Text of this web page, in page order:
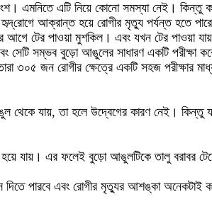
এমনিতে এটি নিয়ে কোনো সমস্যা নেই।
আক্রান্ত হয়ে রোগীর মৃত্যু পর্যন্ত হতে
আগে টের পাওয়া মুশকিল। এবং যখন টের পাওয়া
সম্ভব বুড়ো আঙুলের সাধারণ একটি পরীক্ষা
৩০৫ জন রোগীর ক্ষেত্রে একটি সহজ পরীক্ষার
যায়, তা হলে উদ্বেগের কারণ নেই। কিন্তু
যায়। এর ফলেই বুড়ো আঙুলটিকে তালু বরাবর
পারবে এবং রোগীর মৃত্যুর আশঙ্কা অনেকটাই